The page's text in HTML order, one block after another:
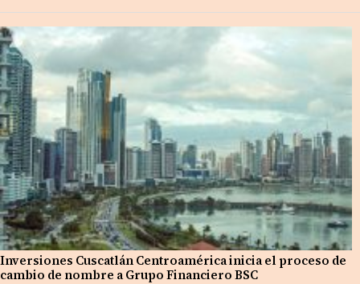
Inversiones Cuscatlán Centroamérica inicia el proceso de
cambio de nombre a Grupo Financiero BSC